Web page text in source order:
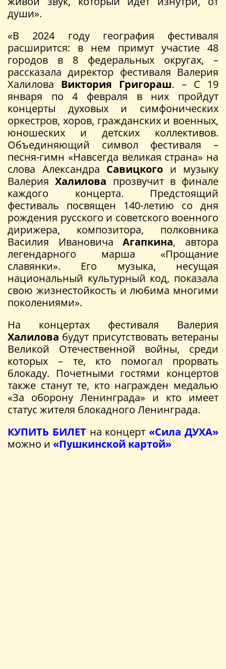
души».
«В 2024 году география фестиваля
расширится: в нем примут участие 48
городов в 8 федеральных округах, –
рассказала директор фестиваля Валерия
Халилова Виктория Григораш. – С 19
января по 4 февраля в них пройдут
концерты духовых и симфонических
оркестров, хоров, гражданских и военных,
юношеских и детских коллективов.
Объединяющий символ фестиваля –
песня-гимн «Навсегда великая страна» на
слова Александра Савицкого и музыку
ВалерияХалилова прозвучит в финале
каждого концерта. Предстоящий
фестиваль посвящен 140-летию со дня
рождения русского и советского военного
дирижера, композитора, полковника
Василия ИвановичаАгапкина, автора
легендарного марша «Прощание
славянки». Его музыка, несущая
национальный культурный код, показала
свою жизнестойкость и любима многими
поколениями».
На концертах фестиваля Валерия
Халилова будут присутствовать ветераны
Великой Отечественной войны, среди
которых – те, кто помогал прорвать
блокаду. Почетными гостями концертов
также станут те, кто награжден медалью
«За оборону Ленинграда» и кто имеет
статус жителя блокадного Ленинграда.
КУПИТЬ БИЛЕТна концерт«Сила ДУХА»
можно и «Пушкинской картой»